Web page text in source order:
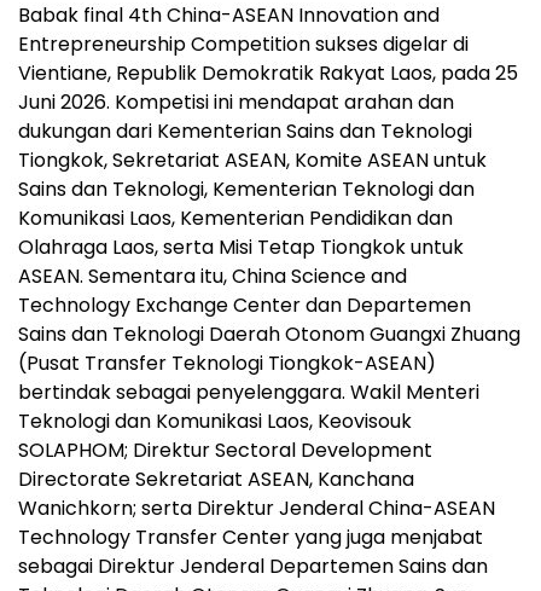
Babak final 4th China-ASEAN Innovation and
Entrepreneurship Competition sukses digelar di
Vientiane, Republik Demokratik Rakyat Laos, pada 25
Juni 2026. Kompetisi ini mendapat arahan dan
dukungan dari Kementerian Sains dan Teknologi
Tiongkok, Sekretariat ASEAN, Komite ASEAN untuk
Sains dan Teknologi, Kementerian Teknologi dan
Komunikasi Laos, Kementerian Pendidikan dan
Olahraga Laos, serta Misi Tetap Tiongkok untuk
ASEAN. Sementara itu, China Science and
Technology Exchange Center dan Departemen
Sains dan Teknologi Daerah Otonom Guangxi Zhuang
(Pusat Transfer Teknologi Tiongkok-ASEAN)
bertindak sebagai penyelenggara. Wakil Menteri
Teknologi dan Komunikasi Laos, Keovisouk
SOLAPHOM; Direktur Sectoral Development
Directorate Sekretariat ASEAN, Kanchana
Wanichkorn; serta Direktur Jenderal China-ASEAN
Technology Transfer Center yang juga menjabat
sebagai Direktur Jenderal Departemen Sains dan